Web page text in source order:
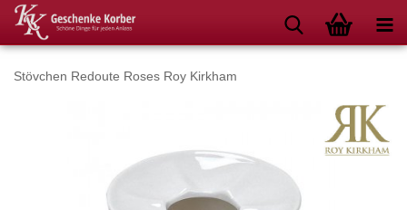
Stövchen Redoute Roses Roy Kirkham